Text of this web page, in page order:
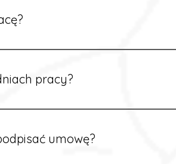
jednak znasz podstawy niemieckiego,
pracy?
wcześniejszym uzgodnieniu z
umowę?